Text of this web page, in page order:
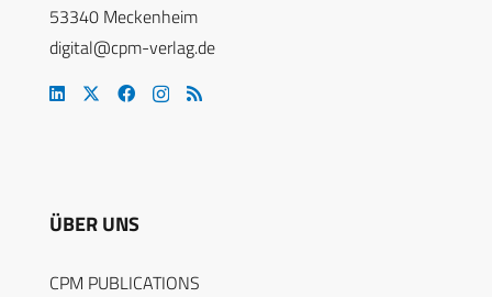
53340 Meckenheim
digital@cpm-verlag.de
ÜBER UNS
CPM PUBLICATIONS